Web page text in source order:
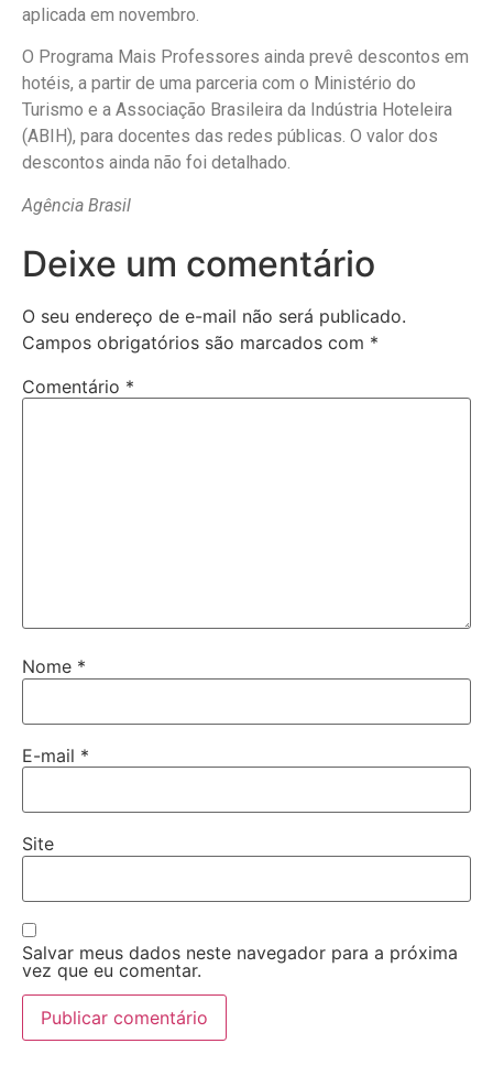
aplicada em novembro.
O Programa Mais Professores ainda prevê descontos em
hotéis, a partir de uma parceria com o Ministério do
Turismo e a Associação Brasileira da Indústria Hoteleira
(ABIH), para docentes das redes públicas. O valor dos
descontos ainda não foi detalhado.
Agência Brasil
Deixe um comentário
O seu endereço de e-mail não será publicado.
Campos obrigatórios são marcados com *
Comentário *
Nome *
E-mail *
Site
Salvar meus dados neste navegador para a próxima
vez que eu comentar.